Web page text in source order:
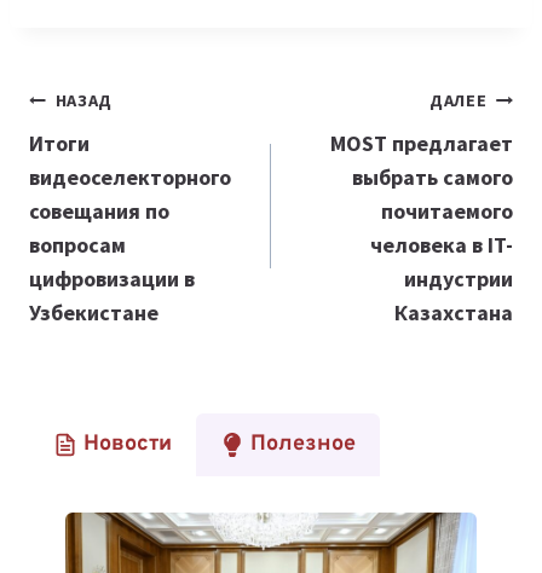
Навигация
по
записям
НАЗАД
Итоги
видеоселекторного
совещания по
вопросам
цифровизации в
Узбекистане
ДАЛЕЕ
MOST предлагает
выбрать самого
почитаемого
человека в IT-
индустрии
Казахстана
Новости Полезное